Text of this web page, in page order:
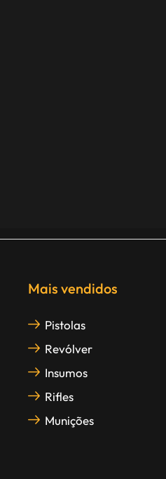
Mais vendidos
Pistolas
Revólver
Insumos
Rifles
Munições